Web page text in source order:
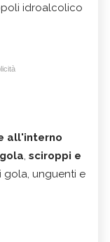
idroalcolico
all'interno
, sciroppi e
gola, unguenti e